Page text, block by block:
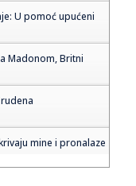
U pomoć upućeni
Madonom, Britni
mine i pronalaze